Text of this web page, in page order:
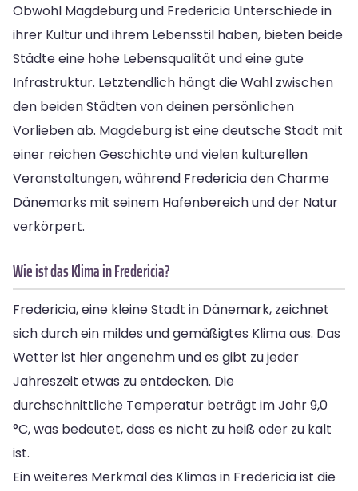
Obwohl Magdeburg und Fredericia Unterschiede in
ihrer Kultur und ihrem Lebensstil haben, bieten beide
Städte eine hohe Lebensqualität und eine gute
Infrastruktur. Letztendlich hängt die Wahl zwischen
den beiden Städten von deinen persönlichen
Vorlieben ab. Magdeburg ist eine deutsche Stadt mit
einer reichen Geschichte und vielen kulturellen
Veranstaltungen, während Fredericia den Charme
Dänemarks mit seinem Hafenbereich und der Natur
verkörpert.
Wie ist das Klima in Fredericia?
Fredericia, eine kleine Stadt in Dänemark, zeichnet
sich durch ein mildes und gemäßigtes Klima aus. Das
Wetter ist hier angenehm und es gibt zu jeder
Jahreszeit etwas zu entdecken. Die
durchschnittliche Temperatur beträgt im Jahr 9,0
°C, was bedeutet, dass es nicht zu heiß oder zu kalt
ist.
Ein weiteres Merkmal des Klimas in Fredericia ist die